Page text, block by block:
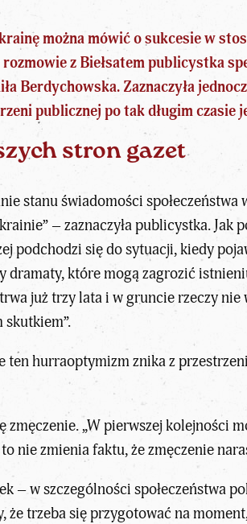
można mówić o sukcesie w
z Biełsatem publicystka
Berdychowska. Zaznaczyła
publicznej po tak długim czasie
stron gazet
stanu świadomości społeczeństwa
– zaznaczyła publicystka. Jak
podchodzi się do sytuacji, kiedy
dramaty, które mogą zagrozić
już trzy lata i w gruncie rzeczy nie
skutkiem”.
ten hurraoptymizm znika z
zmęczenie. „W pierwszej kolejności
nie zmienia faktu, że zmęczenie
– w szczególności społeczeństwa
że trzeba się przygotować na